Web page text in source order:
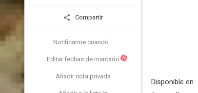
Compartir
Notificarme cuando...
Editar fechas de marcado N
Añadir nota privada
Disponible en...